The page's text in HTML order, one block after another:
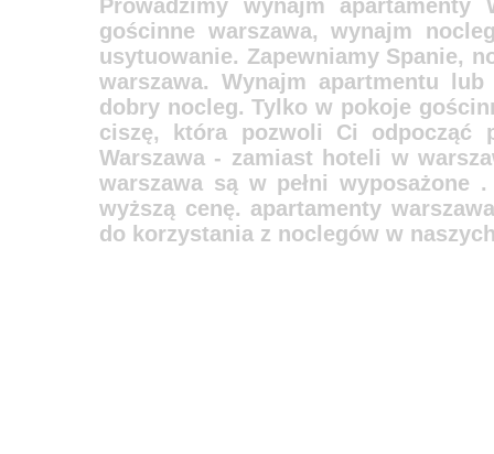
Prowadzimy wynajm apartamenty
gościnne warszawa, wynajm
usytuowanie. Zapewniamy Spanie,
warszawa. Wynajm apartmentu
dobry nocleg. Tylko w pokoje
ciszę, która pozwoli Ci odpocząć
Warszawa - zamiast hoteli w
warszawa są w pełni wyposażone
wyższą cenę. apartamenty
do korzystania z noclegów w